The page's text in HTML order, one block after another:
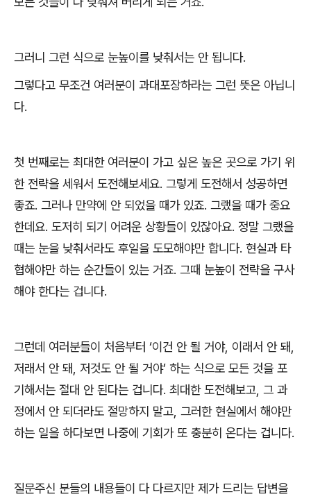
그러니 그런 식으로 눈높이를 낮춰서는 안 됩니다.
그렇다고 무조건 여러분이 과대포장하라는 그런 뜻은 아닙니
다.
첫 번째로는 최대한 여러분이 가고 싶은 높은 곳으로 가기 위
한 전략을 세워서 도전해보세요. 그렇게 도전해서 성공하면
좋죠. 그러나 만약에 안 되었을 때가 있죠. 그랬을 때가 중요
한데요. 도저히 되기 어려운 상황들이 있잖아요. 정말 그랬을
때는 눈을 낮춰서라도 후일을 도모해야만 합니다. 현실과 타
협해야만 하는 순간들이 있는 거죠. 그때 눈높이 전략을 구사
해야 한다는 겁니다.
그런데 여러분들이 처음부터 ‘이건 안 될 거야, 이래서 안 돼
저래서 안 돼 저것도 안 될 거야’ 하는 식으로 모든 것을 포
기해서는 절대 안 된다는 겁니다. 최대한 도전해보고 그 과
정에서 안 되더라도 절망하지 말고 그러한 현실에서 해야만
하는 일을 하다보면 나중에 기회가 또 충분히 온다는 겁니다.
질문주신 분들의 내용들이 다 다르지만 제가 드리는 답변을